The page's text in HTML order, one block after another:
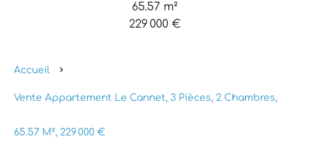
65.57 m²
229 000 €
Accueil
Vente Appartement Le Cannet, 3 Pièces, 2 Chambres,
65.57 M², 229 000 €